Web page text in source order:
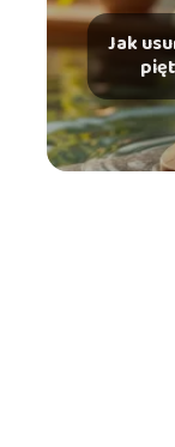
Jak